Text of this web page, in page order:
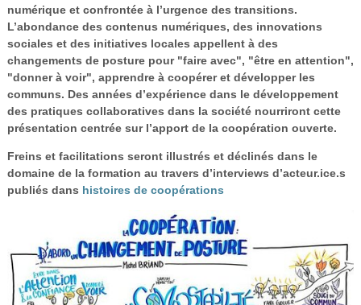
numérique et confrontée à l’urgence des transitions.
L’abondance des contenus numériques, des innovations
sociales et des initiatives locales appellent à des
changements de posture pour "faire avec", "être en attention",
"donner à voir", apprendre à coopérer et développer les
communs. Des années d’expérience dans le développement
des pratiques collaboratives dans la société nourriront cette
présentation centrée sur l’apport de la coopération ouverte.
Freins et facilitations seront illustrés et déclinés dans le
domaine de la formation au travers d’interviews d’acteur.ice.s
publiés dans histoires de coopérations